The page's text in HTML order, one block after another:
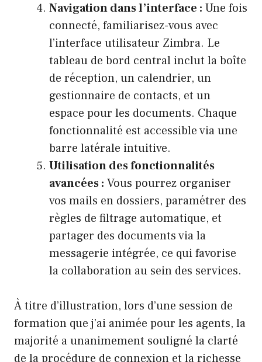
Navigation dans l’interface : Une fois
connecté, familiarisez-vous avec
l’interface utilisateur Zimbra. Le
tableau de bord central inclut la boîte
de réception, un calendrier, un
gestionnaire de contacts, et un
espace pour les documents. Chaque
fonctionnalité est accessible via une
barre latérale intuitive.
Utilisation des fonctionnalités
avancées : Vous pourrez organiser
vos mails en dossiers, paramétrer des
règles de filtrage automatique, et
partager des documents via la
messagerie intégrée, ce qui favorise
la collaboration au sein des services.
À titre d’illustration, lors d’une session de
formation que j’ai animée pour les agents, la
majorité a unanimement souligné la clarté
de la procédure de connexion et la richesse